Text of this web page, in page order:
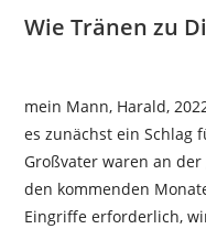
Wie Tränen zu
mein Mann, Harald,
es zunächst ein Schlag
Großvater waren an
den kommenden
Eingriffe erforderlich,